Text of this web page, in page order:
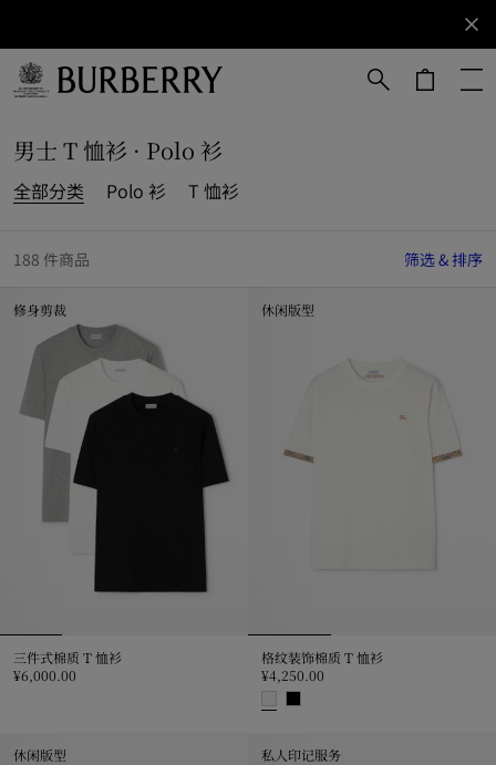
订阅获取
Burberry
品牌资
男士 T 恤衫 · Polo 衫
全部分类 Polo 衫 T 恤衫
188 件商品 筛选 & 排序
修身剪裁
三件式棉质 T 恤衫
¥6,000.00
休闲版型
格纹装饰棉质 T 恤衫
¥4,250.00
休闲版型 私人印记服务